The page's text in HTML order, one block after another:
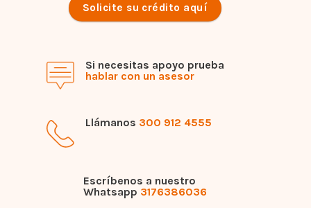
Solicite su crédito aquí
Si necesitas apoyo prueba
hablar con un asesor
Llámanos 300 912 4555
Escríbenos a nuestro
Whatsapp 3176386036